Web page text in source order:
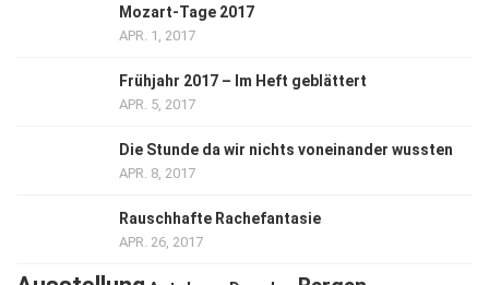
Mozart-Tage 2017
APR. 1, 2017
Frühjahr 2017 – Im Heft geblättert
APR. 5, 2017
Die Stunde da wir nichts voneinander wussten
APR. 8, 2017
Rauschhafte Rachefantasie
APR. 26, 2017